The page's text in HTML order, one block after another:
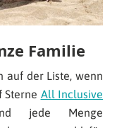
Familie
auf der Liste, wenn
Sterne All Inclusive
jede Menge